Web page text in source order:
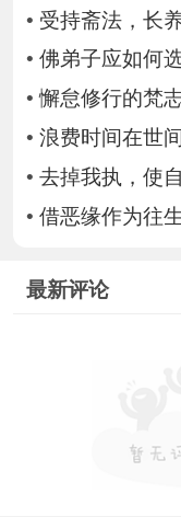
• 受持斋法，长
• 佛弟子应如何
•懈怠修行的梵
• 浪费时间在世
• 去掉我执，使
• 借恶缘作为往
最新评论